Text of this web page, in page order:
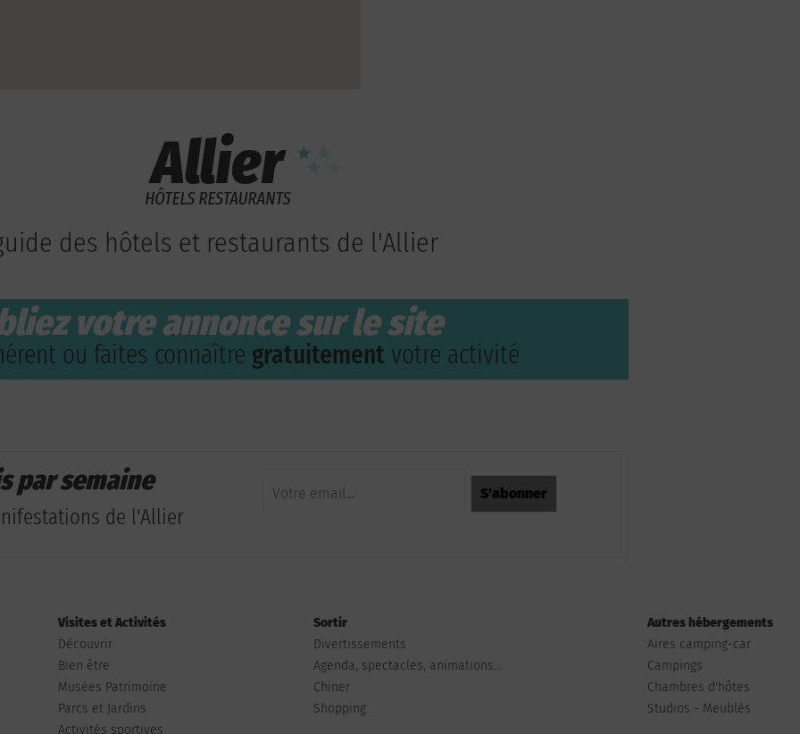
des hôtels et restaurants de l'Allier
votre annonce sur le site
ou faites connaître gratuitement votre activité
par semaine
de l'Allier
Visites et Activités
Découvrir
Bien être
Musées Patrimoine
Parcs et Jardins
Activités sportives
Sortir
Divertissements
Agenda, spectacles, animations...
Chiner
Shopping
Autres hébergements
Aires camping-car
Campings
Chambres d'hôtes
Studios - Meublés